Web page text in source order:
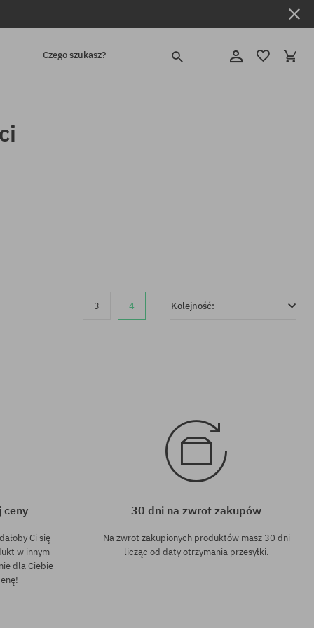
Czego szukasz?
3 4 Kolejność:
ceny
Ci się
w innym
dla Ciebie
30 dni na zwrot zakupów
Na zwrot zakupionych produktów masz 30 dni
licząc od daty otrzymania przesyłki.